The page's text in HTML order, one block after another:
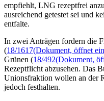
empfiehlt, LNG rezeptfrei
ausreichend getestet sei und
entfalte.
In zwei Anträgen fordern die
(18/1617(Dokument, öffnet
Grünen (18/492(Dokument,
Rezeptflicht abzusehen. Das
Unionsfraktion wollen an der
jedoch festhalten.